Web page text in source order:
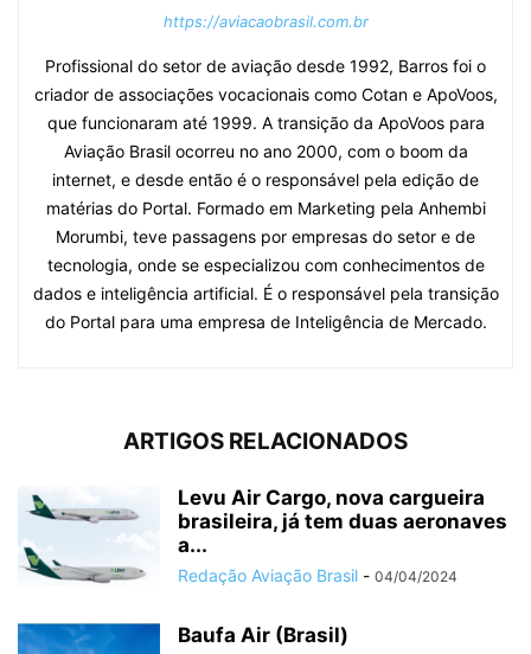
https://aviacaobrasil.com.br
Profissional do setor de aviação desde 1992, Barros foi o
criador de associações vocacionais como Cotan e ApoVoos,
que funcionaram até 1999. A transição da ApoVoos para
Aviação Brasil ocorreu no ano 2000, com o boom da
internet, e desde então é o responsável pela edição de
matérias do Portal. Formado em Marketing pela Anhembi
Morumbi, teve passagens por empresas do setor e de
tecnologia, onde se especializou com conhecimentos de
dados e inteligência artificial. É o responsável pela transição
do Portal para uma empresa de Inteligência de Mercado.
ARTIGOS RELACIONADOS
Levu Air Cargo, nova cargueira
brasileira, já tem duas aeronaves
a...
Redação Aviação Brasil - 04/04/2024
Baufa Air (Brasil)